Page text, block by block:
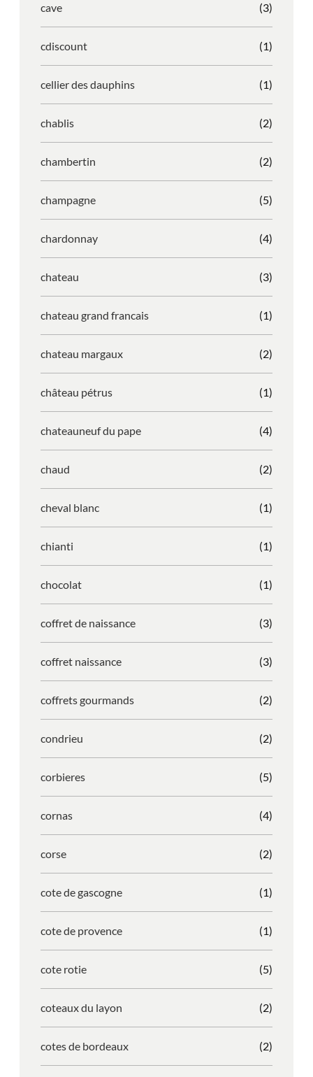
cave (3)
cdiscount (1)
cellier des dauphins (1)
chablis (2)
chambertin (2)
champagne (5)
chardonnay (4)
chateau (3)
chateau grand francais (1)
chateau margaux (2)
château pétrus (1)
chateauneuf du pape (4)
chaud (2)
cheval blanc (1)
chianti (1)
chocolat (1)
coffret de naissance (3)
coffret naissance (3)
coffrets gourmands (2)
condrieu (2)
corbieres (5)
cornas (4)
corse (2)
cote de gascogne (1)
cote de provence (1)
cote rotie (5)
coteaux du layon (2)
cotes de bordeaux (2)